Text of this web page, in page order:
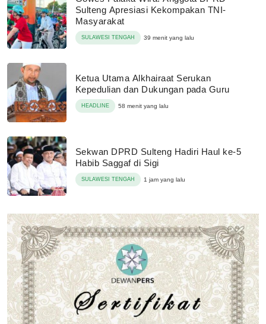
Sulteng Apresiasi Kekompakan TNI-
Masyarakat
SULAWESI TENGAH 39 menit yang lalu
Ketua Utama Alkhairaat Serukan
Kepedulian dan Dukungan pada Guru
HEADLINE 58 menit yang lalu
Sekwan DPRD Sulteng Hadiri Haul ke-5
Habib Saggaf di Sigi
SULAWESI TENGAH 1 jam yang lalu